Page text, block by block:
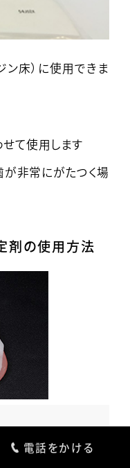
ン床）に使用できま
て使用します
非常にがたつく場
剤の使用方法
と効果が半減
電話をかける